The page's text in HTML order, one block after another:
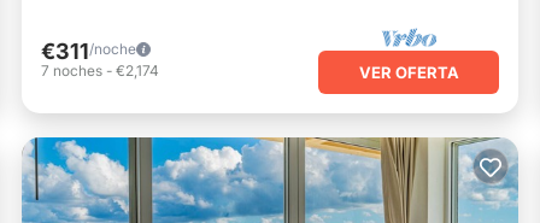
€311/noche
7 noches - €2,174 VER OFERTA